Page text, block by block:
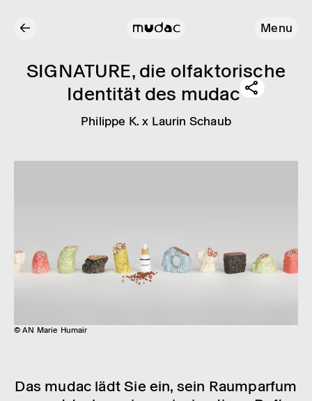
← Menu
SIGNA­TURE, die olfak­to­ri­sche
Iden­ti­tät des mudac
Phil­ippe K. x Laurin Schaub
© AN Marie Humair
Das mudac lädt Sie ein, sein Raum­pa­r­fum